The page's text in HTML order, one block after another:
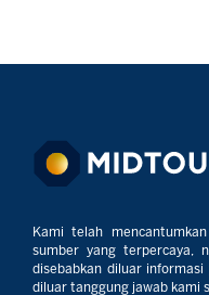
Kami telah
sumber yang terpercaya,
disebabkan diluar
diluar tanggung jawab kami